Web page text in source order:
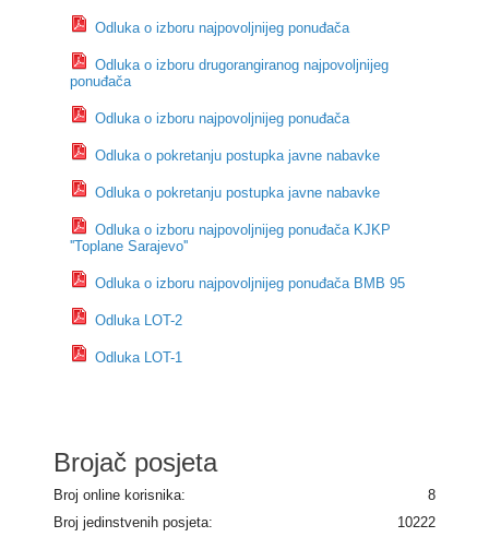
Odluka o izboru najpovoljnijeg ponuđača
Odluka o izboru drugorangiranog najpovoljnijeg
ponuđača
Odluka o izboru najpovoljnijeg ponuđača
Odluka o pokretanju postupka javne nabavke
Odluka o pokretanju postupka javne nabavke
Odluka o izboru najpovoljnijeg ponuđača KJKP
''Toplane Sarajevo''
Odluka o izboru najpovoljnijeg ponuđača BMB 95
Odluka LOT-2
Odluka LOT-1
Brojač posjeta
Broj online korisnika:
8
Broj jedinstvenih posjeta:
10222